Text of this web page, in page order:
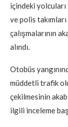
içindeki
ve polis
çalışmalarının
alındı.
Otobüs
müddetli trafik
çekilmesinin
ilgili inceleme